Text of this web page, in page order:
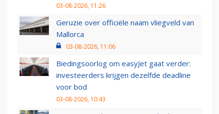
03-08-2026, 11:26
Geruzie over officiële naam vliegveld van
Mallorca
03-08-2026, 11:06
Biedingsoorlog om easyJet gaat verder:
investeerders krijgen dezelfde deadline
voor bod
03-08-2026, 10:43